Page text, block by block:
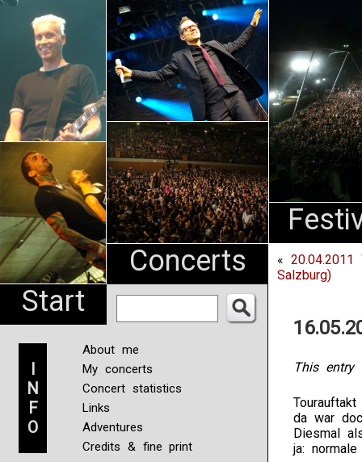
Start
Concerts
Pharma
I
N
F
O
About me
My concerts
Concert statistics
Links
Adventures
Credits & fine print
« 20.04.2011
Salzburg)
This entry
da war
Diesmal
ja: